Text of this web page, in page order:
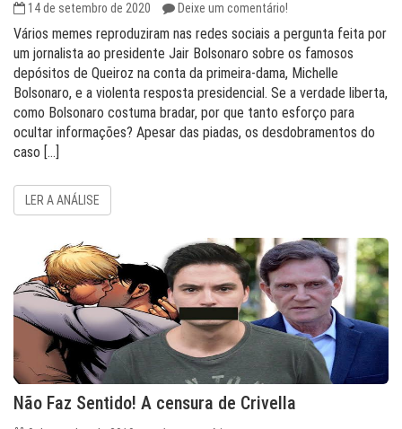
14 de setembro de 2020 Deixe um comentário!
Vários memes reproduziram nas redes sociais a pergunta feita por
um jornalista ao presidente Jair Bolsonaro sobre os famosos
depósitos de Queiroz na conta da primeira-dama, Michelle
Bolsonaro, e a violenta resposta presidencial. Se a verdade liberta,
como Bolsonaro costuma bradar, por que tanto esforço para
ocultar informações? Apesar das piadas, os desdobramentos do
caso […]
LER A ANÁLISE
Não Faz Sentido! A censura de Crivella